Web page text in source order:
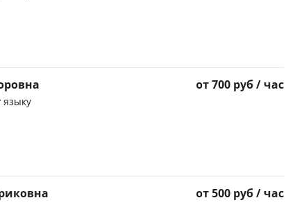
языку
от 700 руб / час
от 500 руб / час